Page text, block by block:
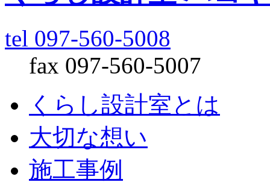
tel 097-560-5008
fax 097-560-5007
くらし設計室とは
大切な想い
施工事例